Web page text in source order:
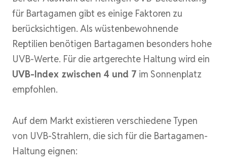
für Bartagamen gibt es einige Faktoren zu
berücksichtigen. Als wüstenbewohnende
Reptilien benötigen Bartagamen besonders hohe
UVB-Werte. Für die artgerechte Haltung wird ein
UVB-Index zwischen 4 und 7 im Sonnenplatz
empfohlen.
Auf dem Markt existieren verschiedene Typen
von UVB-Strahlern, die sich für die Bartagamen-
Haltung eignen: